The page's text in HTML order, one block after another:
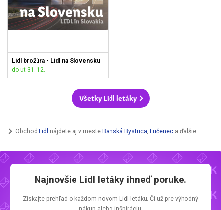
Lidl brožúra - Lidl na Slovensku
do ut 31. 12.
Všetky Lidl letáky
Obchod Lidl nájdete aj v meste Banská Bystrica Lučenec a ďalšie.
Najnovšie Lidl letáky ihneď poruke.
Získajte prehľad o každom novom Lidl letáku. Či už pre výhodný